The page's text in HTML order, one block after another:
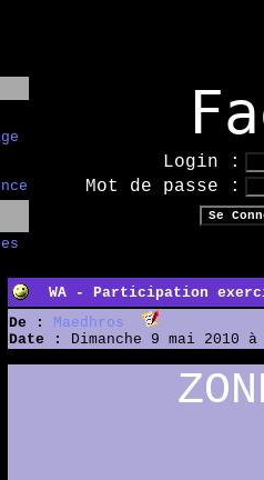
Login :
Mot de passe :
WA - Participation
De :
Maedhros
Date :
Dimanche 9 mai 2010